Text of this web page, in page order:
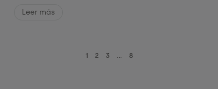
Leer más
1 2 3 … 8